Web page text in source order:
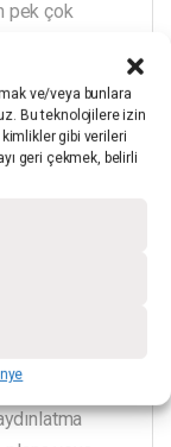
ve/veya bunlara
Bu teknolojilere izin
gibi verileri
geri çekmek, belirli
pek çok
ışığın
bir
açısını